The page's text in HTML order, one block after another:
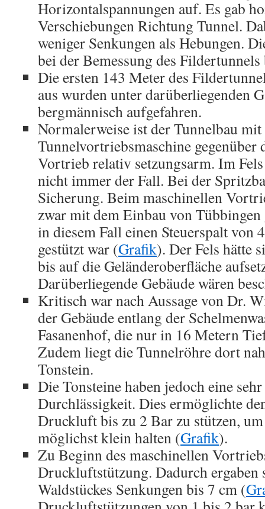
Horizontalspannungen auf. Es gab
Verschiebungen Richtung Tunnel.
weniger Senkungen als Hebungen.
bei der Bemessung des
Die ersten 143 Meter des
aus wurden unter darüberliegenden
bergmännisch aufgefahren.
Normalerweise ist der Tunnelbau
Tunnelvortriebsmaschine gegenüber
Vortrieb relativ setzungsarm. Im
nicht immer der Fall. Bei der
Sicherung. Beim maschinellen
zwar mit dem Einbau von Tübbingen
in diesem Fall einen Steuerspalt von
gestützt war (Grafik). Der Fels hätte
bis auf die Geländeroberfläche
Darüberliegende Gebäude wären
Kritisch war nach Aussage von Dr.
der Gebäude entlang der
Fasanenhof, die nur in 16 Metern
Zudem liegt die Tunnelröhre dort
Tonstein.
Die Tonsteine haben jedoch eine
Durchlässigkeit. Dies ermöglichte
Druckluft bis zu 2 Bar zu stützen,
möglichst klein halten (Grafik).
Zu Beginn des maschinellen
Druckluftstützung. Dadurch ergaben
Waldstückes Senkungen bis 7 cm (